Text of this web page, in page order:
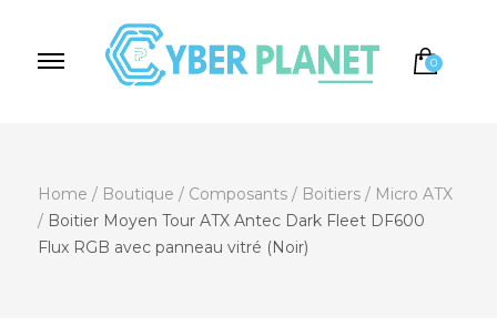
0
Home / Boutique / Composants / Boitiers / Micro ATX
/ Boitier Moyen Tour ATX Antec Dark Fleet DF600
Flux RGB avec panneau vitré (Noir)